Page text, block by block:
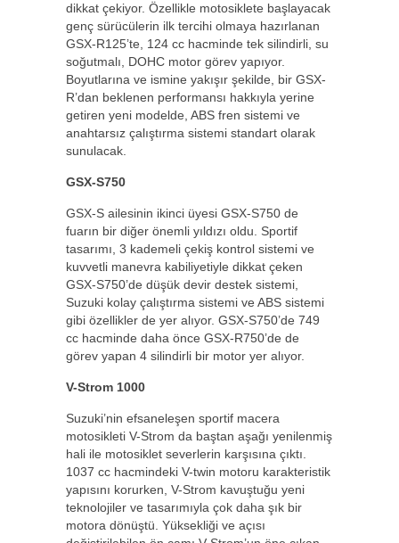
dikkat çekiyor. Özellikle motosiklete başlayacak
genç sürücülerin ilk tercihi olmaya hazırlanan
GSX-R125’te, 124 cc hacminde tek silindirli, su
soğutmalı, DOHC motor görev yapıyor.
Boyutlarına ve ismine yakışır şekilde, bir GSX-
R’dan beklenen performansı hakkıyla yerine
getiren yeni modelde, ABS fren sistemi ve
anahtarsız çalıştırma sistemi standart olarak
sunulacak.
GSX-S750
GSX-S ailesinin ikinci üyesi GSX-S750 de
fuarın bir diğer önemli yıldızı oldu. Sportif
tasarımı, 3 kademeli çekiş kontrol sistemi ve
kuvvetli manevra kabiliyetiyle dikkat çeken
GSX-S750’de düşük devir destek sistemi,
Suzuki kolay çalıştırma sistemi ve ABS sistemi
gibi özellikler de yer alıyor. GSX-S750’de 749
cc hacminde daha önce GSX-R750’de de
görev yapan 4 silindirli bir motor yer alıyor.
V-Strom 1000
Suzuki’nin efsaneleşen sportif macera
motosikleti V-Strom da baştan aşağı yenilenmiş
hali ile motosiklet severlerin karşısına çıktı.
1037 cc hacmindeki V-twin motoru karakteristik
yapısını korurken, V-Strom kavuştuğu yeni
teknolojiler ve tasarımıyla çok daha şık bir
motora dönüştü. Yüksekliği ve açısı